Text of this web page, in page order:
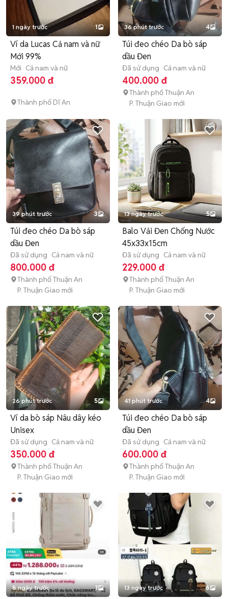
1 ngày trước 1
Ví da Lucas Cả nam và nữ
Mới 99%
Mới Cả nam và nữ
359.000 đ
Thành phố Dĩ An
36 phút trước 4
Túi đeo chéo Da bò sáp
dầu Đen
Đã sử dụng Cả nam và nữ
400.000 đ
Thành phố Thuận An
P. Thuận Giao mới
39 phút trước 3
Túi đeo chéo Da bò sáp
dầu Đen
Đã sử dụng Cả nam và nữ
800.000 đ
Thành phố Thuận An
P. Thuận Giao mới
13 ngày trước 5
Balo Vải Đen Chống Nước
45x33x15cm
Đã sử dụng Cả nam và nữ
229.000 đ
Thành phố Thuận An
P. Thuận Giao mới
26 phút trước 5
Ví da bò sáp Nâu dây kéo
Unisex
Đã sử dụng Cả nam và nữ
350.000 đ
Thành phố Thuận An
P. Thuận Giao mới
41 phút trước 4
Túi đeo chéo Da bò sáp
dầu Đen
Đã sử dụng Cả nam và nữ
600.000 đ
Thành phố Thuận An
P. Thuận Giao mới
8 ngày trước 1 13 ngày trước 6